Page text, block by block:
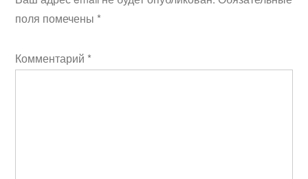
поля помечены *
Комментарий *